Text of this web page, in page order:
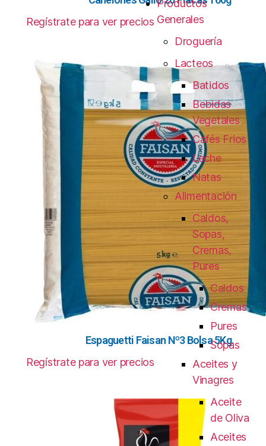
Regístrate para ver precios
Espaguetti Faisan Nº3 Bolsa 5Kg.
Regístrate para ver precios
Productos
Generales
Droguería
Lacteos
Batidos
Bebidas
Vegetales
Cafés Frios
Leche
Natas
Alimentación
Caldos,
Sopas,
Cremas,
Pures
Caldos
Cremas
Pures
Sopas
Aceites y
Vinagres
Aceite
de Oliva
Aceites